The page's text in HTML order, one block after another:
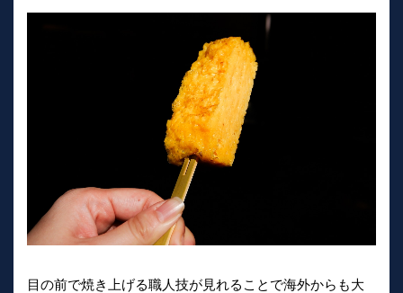
目の前で焼き上げる職人技が見れることで海外からも大